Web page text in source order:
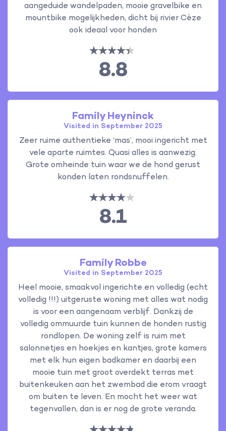
aangeduide wandelpaden, mooie gravelbike en
mountbike mogelijkheden, dicht bij rivier Cèze
ook ideaal voor honden
8.8
Family Heyninck
Visited in September 2025
Zeer ruime authentieke ‘mas’, mooi ingericht met
vele aparte ruimtes. Quasi alles is aanwezig.
Grote omheinde tuin waar we de hond gerust
konden laten rondsnuffelen.
8.1
Family Robbe
Visited in September 2025
Heel mooie, smaakvol ingerichte en volledig (echt
volledig !!!) uitgeruste woning met alles wat nodig
is voor een aangenaam verblijf. Dankzij de
volledig ommuurde tuin kunnen de honden rustig
rondlopen. De woning zelf is ruim met
salonnetjes en hoekjes en kantjes, grote kamers
met elk hun eigen badkamer en daarbij een
mooie tuin met groot overdekt terras met
buitenkeuken aan het zwembad die erom vraagt
om buiten te leven. En mocht het weer wat
tegenvallen, dan is er nog de grote veranda.